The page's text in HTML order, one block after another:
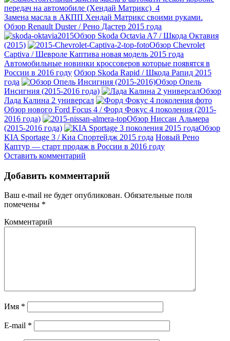
Замена масла в АКПП Хендай Матрикс своими руками.
Обзор Renault Duster / Рено Дастер 2015 года
Обзор Skoda Octavia A7 / Шкода Октавия
(2015)
Обзор Chevrolet
Captiva / Шевроле Каптива новая модель 2015 года
Автомобильные новинки кроссоверов которые появятся в
России в 2016 году Обзор Skoda Rapid / Шкода Рапид 2015
года
Обзор Опель
Инсигния (2015-2016 года)
Обзор
Лада Калина 2 универсал
Обзор нового Ford Focus 4 / Форд Фокус 4 поколения (2015-
2016 года)
Обзор Ниссан Альмера
(2015-2016 года)
Обзор
KIA Sportage 3 / Киа Спортейдж 2015 года Новый Рено
Каптур — старт продаж в России в 2016 году
Оставить комментарий
Добавить комментарий
Ваш e-mail не будет опубликован. Обязательные поля
помечены *
Комментарий
Имя *
E-mail *